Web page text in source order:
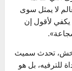
لا يمثل سوى
يكفي لأقول إن
بوخش، تحدث سميث
للترفيه، بل هو